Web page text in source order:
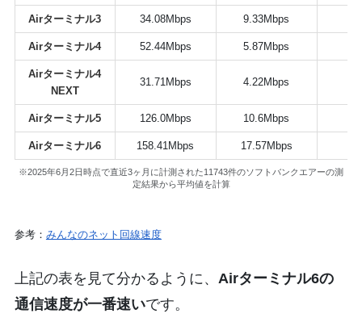
Airターミナル3 34.08Mbps 9.33Mbps
Airターミナル4 52.44Mbps 5.87Mbps
Airターミナル4
NEXT
31.71Mbps 4.22Mbps
Airターミナル5 126.0Mbps 10.6Mbps
Airターミナル6 158.41Mbps 17.57Mbps
※2025年6月2日時点で直近3ヶ月に計測された11743件のソフトバンクエアーの測
定結果から平均値を計算
参考： みんなのネット回線速度
上記の表を見て分かるように、 Airターミナル6の
通信速度が一番速いです。